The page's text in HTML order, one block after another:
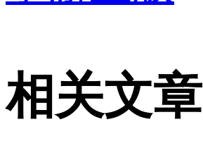
相关文章